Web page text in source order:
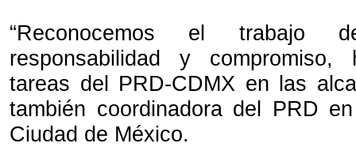
“Reconocemos el trabajo
responsabilidad y
tareas del PRD-CDMX en las
también coordinadora del PRD
Ciudad de México.